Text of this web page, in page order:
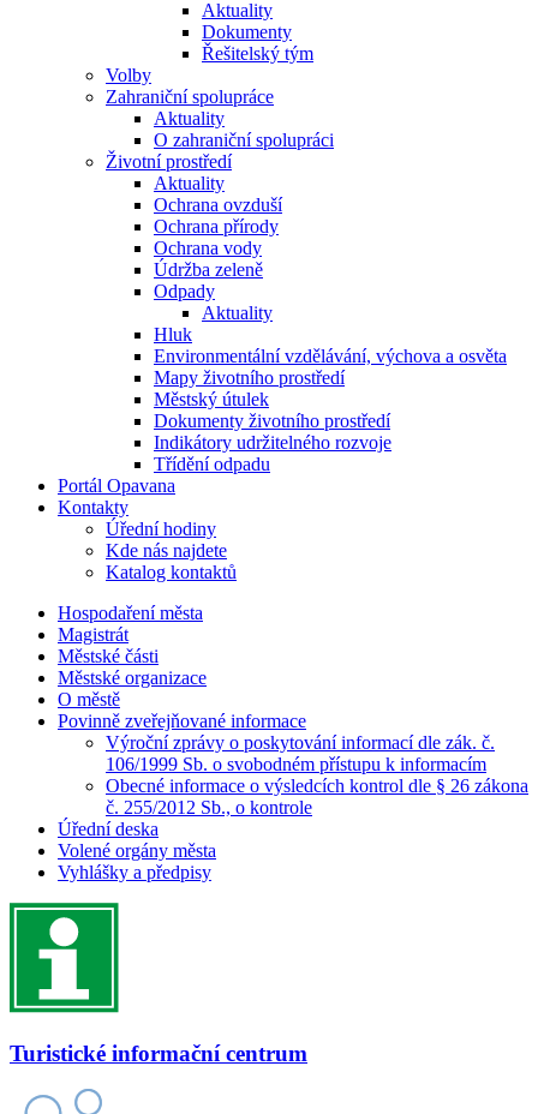
Aktuality
Dokumenty
Řešitelský tým
Volby
Zahraniční spolupráce
Aktuality
O zahraniční spolupráci
Životní prostředí
Aktuality
Ochrana ovzduší
Ochrana přírody
Ochrana vody
Údržba zeleně
Odpady
Aktuality
Hluk
Environmentální vzdělávání, výchova a osvěta
Mapy životního prostředí
Městský útulek
Dokumenty životního prostředí
Indikátory udržitelného rozvoje
Třídění odpadu
Portál Opavana
Kontakty
Úřední hodiny
Kde nás najdete
Katalog kontaktů
Hospodaření města
Magistrát
Městské části
Městské organizace
O městě
Povinně zveřejňované informace
Výroční zprávy o poskytování informací dle zák. č.
106/1999 Sb. o svobodném přístupu k informacím
Obecné informace o výsledcích kontrol dle § 26 zákona
č. 255/2012 Sb., o kontrole
Úřední deska
Volené orgány města
Vyhlášky a předpisy
Turistické informační centrum